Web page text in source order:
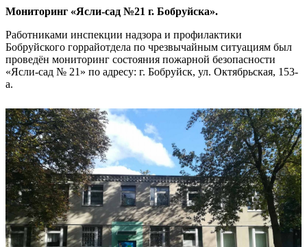
Мониторинг «Ясли-сад №21 г. Бобруйска».
Работниками инспекции надзора и профилактики
Бобруйского горрайотдела по чрезвычайным ситуациям был
проведён мониторинг состояния пожарной безопасности
«Ясли-сад № 21» по адресу: г. Бобруйск, ул. Октябрьская, 153-
а.